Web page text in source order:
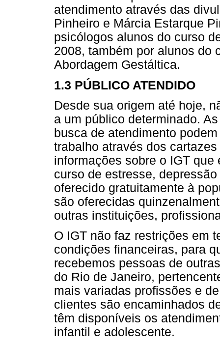
atendimento através das
Pinheiro e Márcia Estarque
psicólogos alunos do curso
2008, também por alunos do
Abordagem Gestáltica.
1.3 PÚBLICO ATENDIDO
Desde sua origem até hoje,
a um público determinado.
busca de atendimento
trabalho através dos
informações sobre o IGT
curso de estresse,
oferecido gratuitamente à
são oferecidas
outras instituições,
O IGT não faz restrições em
condições financeiras, para
recebemos pessoas de
do Rio de Janeiro,
mais variadas profissões e
clientes são encaminhados
têm disponíveis os
infantil e adolescente.